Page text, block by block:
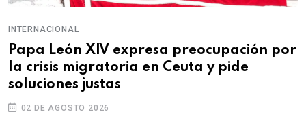
INTERNACIONAL
Papa León XIV expresa preocupación por
la crisis migratoria en Ceuta y pide
soluciones justas
02 DE AGOSTO 2026